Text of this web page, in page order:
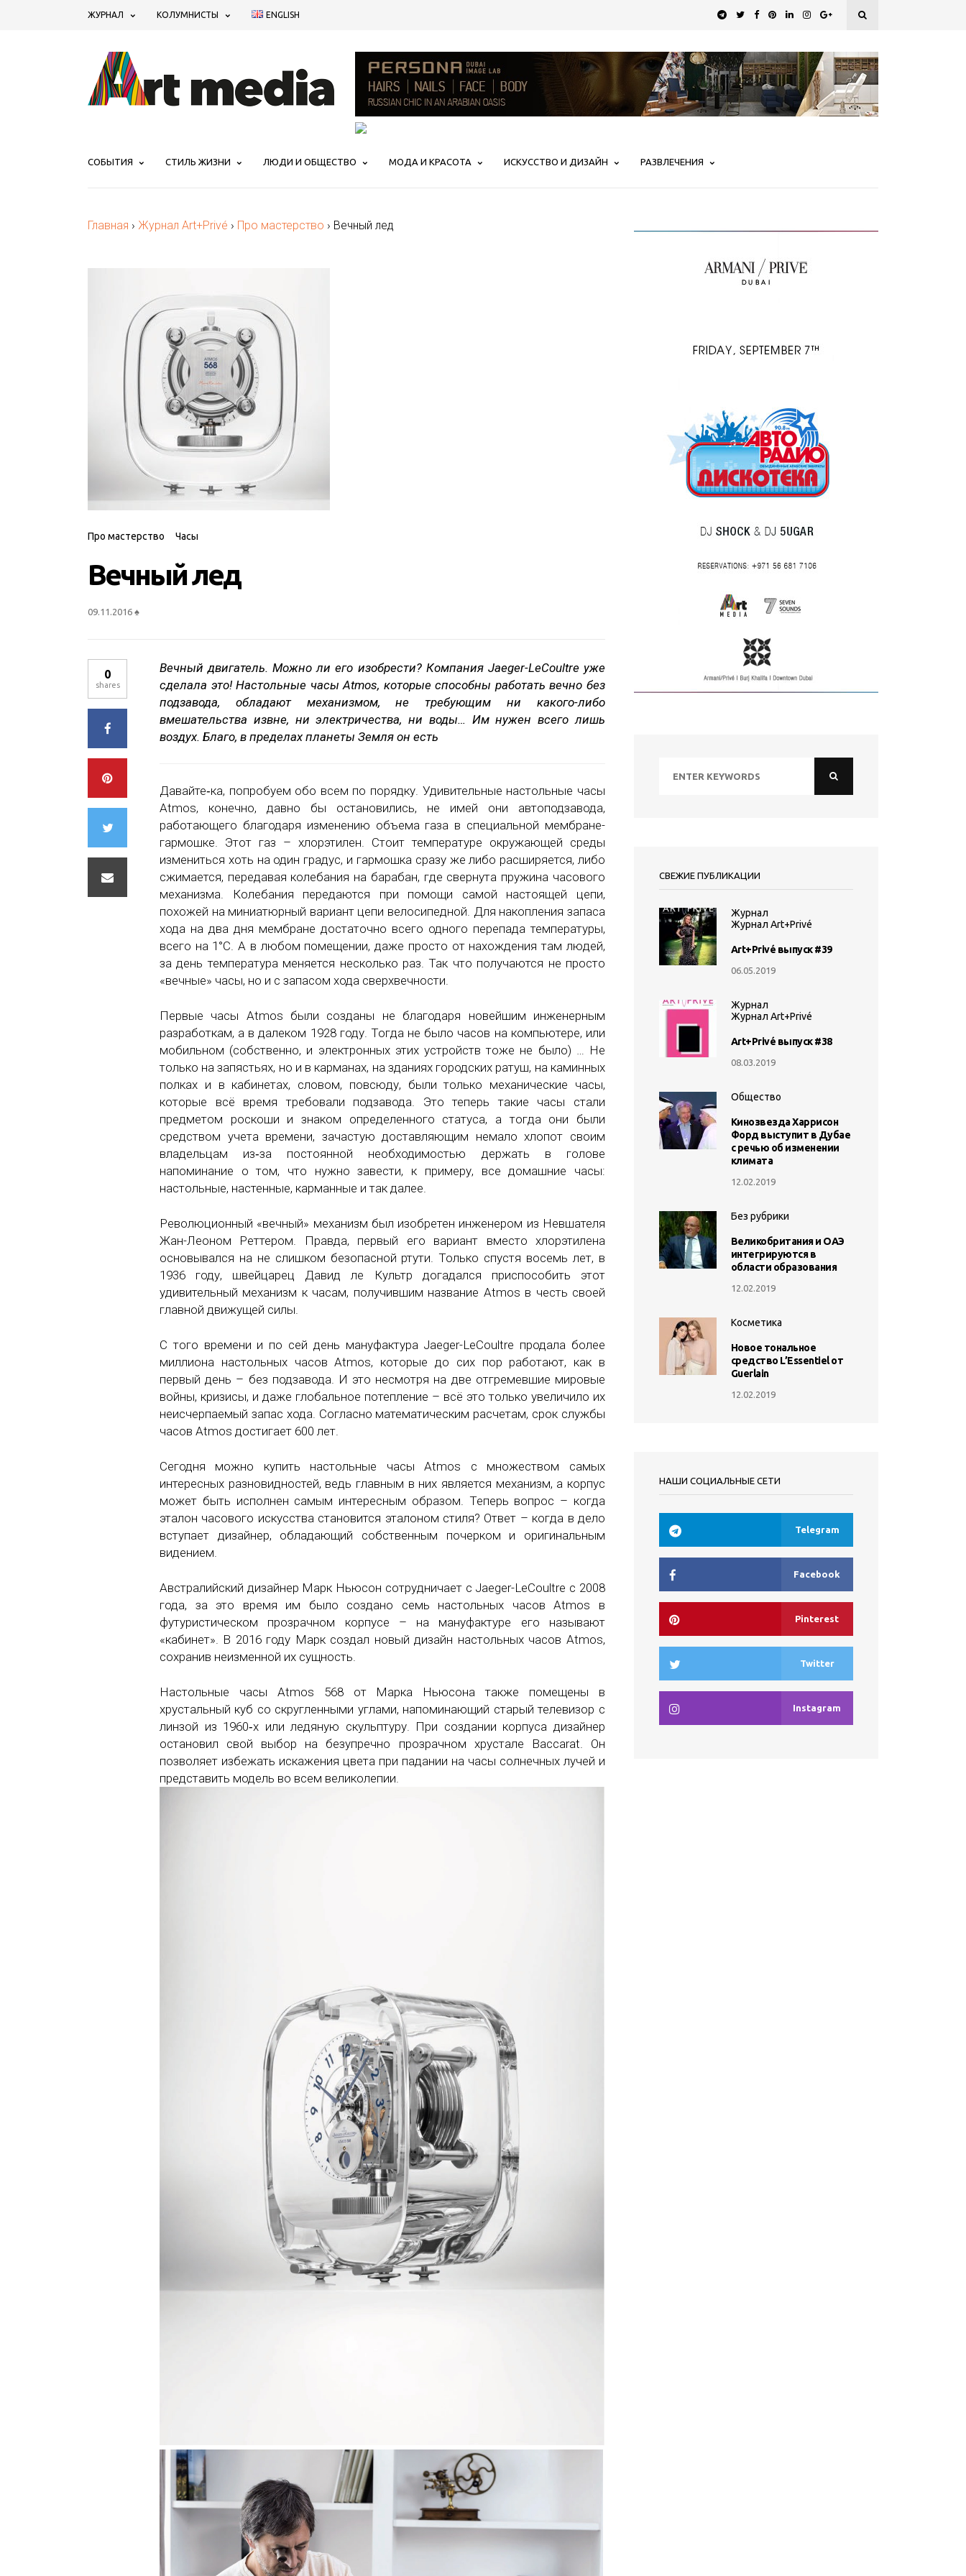
ЖУРНАЛ КОЛУМНИСТЫ ENGLISH
СОБЫТИЯ СТИЛЬ ЖИЗНИ ЛЮДИ И ОБЩЕСТВО МОДА И КРАСОТА ИСКУССТВО И ДИЗАЙН РАЗВЛЕЧЕНИЯ
Главная › Журнал Art+Privé › Про мастерство › Вечный лед
Про мастерство Часы
Вечный лед
09.11.2016 ♠
Вечный двигатель. Можно ли его изобрести? Компания Jaeger-LeCoultre уже
сделала это! Настольные часы Atmos, которые способны работать вечно без
подзавода, обладают механизмом, не требующим ни какого-либо
вмешательства извне, ни электричества, ни воды… Им нужен всего лишь
воздух. Благо, в пределах планеты Земля он есть
Давайте‑ка, попробуем обо всем по порядку. Удивительные настольные часы
Atmos, конечно, давно бы остановились, не имей они автоподзавода,
работающего благодаря изменению объема газа в специальной мембране-
гармошке. Этот газ – хлорэтилен. Стоит температуре окружающей среды
измениться хоть на один градус, и гармошка сразу же либо расширяется, либо
сжимается, передавая колебания на барабан, где свернута пружина часового
механизма. Колебания передаются при помощи самой настоящей цепи,
похожей на миниатюрный вариант цепи велосипедной. Для накопления запаса
хода на два дня мембране достаточно всего одного перепада температуры,
всего на 1°C. А в любом помещении, даже просто от нахождения там людей,
за день температура меняется несколько раз. Так что получаются не просто
«вечные» часы, но и с запасом хода сверхвечности.
Первые часы Atmos были созданы не благодаря новейшим инженерным
разработкам, а в далеком 1928 году. Тогда не было часов на компьютере, или
мобильном (собственно, и электронных этих устройств тоже не было) … Не
только на запястьях, но и в карманах, на зданиях городских ратуш, на каминных
полках и в кабинетах, словом, повсюду, были только механические часы,
которые всё время требовали подзавода. Это теперь такие часы стали
предметом роскоши и знаком определенного статуса, а тогда они были
средством учета времени, зачастую доставляющим немало хлопот своим
владельцам из‑за постоянной необходимостью держать в голове
напоминание о том, что нужно завести, к примеру, все домашние часы:
настольные, настенные, карманные и так далее.
Революционный «вечный» механизм был изобретен инженером из Невшателя
Жан-Леоном Реттером. Правда, первый его вариант вместо хлорэтилена
основывался на не слишком безопасной ртути. Только спустя восемь лет, в
1936 году, швейцарец Давид ле Культр догадался приспособить этот
удивительный механизм к часам, получившим название Atmos в честь своей
главной движущей силы.
С того времени и по сей день мануфактура Jaeger-LeCoultre продала более
миллиона настольных часов Atmos, которые до сих пор работают, как в
первый день – без подзавода. И это несмотря на две отгремевшие мировые
войны, кризисы, и даже глобальное потепление – всё это только увеличило их
неисчерпаемый запас хода. Согласно математическим расчетам, срок службы
часов Atmos достигает 600 лет.
Сегодня можно купить настольные часы Atmos с множеством самых
интересных разновидностей, ведь главным в них является механизм, а корпус
может быть исполнен самым интересным образом. Теперь вопрос – когда
эталон часового искусства становится эталоном стиля? Ответ – когда в дело
вступает дизайнер, обладающий собственным почерком и оригинальным
видением.
Австралийский дизайнер Марк Ньюсон сотрудничает с Jaeger-LeCoultre c 2008
года, за это время им было создано семь настольных часов Atmos в
футуристическом прозрачном корпусе – на мануфактуре его называют
«кабинет». В 2016 году Марк создал новый дизайн настольных часов Atmos,
сохранив неизменной их сущность.
Настольные часы Atmos 568 от Марка Ньюсона также помещены в
хрустальный куб со скругленными углами, напоминающий старый телевизор с
линзой из 1960‑х или ледяную скульптуру. При создании корпуса дизайнер
остановил свой выбор на безупречно прозрачном хрустале Baccarat. Он
позволяет избежать искажения цвета при падании на часы солнечных лучей и
представить модель во всем великолепии.
0
shares
СВЕЖИЕ ПУБЛИКАЦИИ
Журнал
Журнал Art+Privé
Art+Privé выпуск #39
06.05.2019
Журнал
Журнал Art+Privé
Art+Privé выпуск #38
08.03.2019
Общество
Кинозвезда Харрисон
Форд выступит в Дубае
с речью об изменении
климата
12.02.2019
Без рубрики
Великобритания и ОАЭ
интегрируются в
области образования
12.02.2019
Косметика
Новое тональное
средство L’Essentiel от
Guerlain
12.02.2019
НАШИ СОЦИАЛЬНЫЕ СЕТИ
Telegram
Facebook
Pinterest
Twitter
Instagram